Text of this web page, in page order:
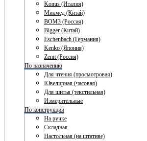
Konus (Италия)
Микмед (Китай)
ВОМЗ (Россия)
Bigger (Китай)
Eschenbach (Германия)
Kenko (Япония)
Zenit (Россия)
По назначению
Для чтения (просмотровая)
Ювелирная (часовая)
Для шитья (текстильная)
Измерительные
По конструкции
На ручке
Складная
Настольная (на штативе)